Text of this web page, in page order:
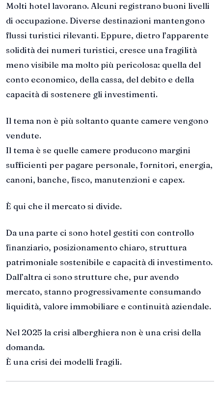
Molti hotel lavorano. Alcuni registrano buoni livelli
di occupazione. Diverse destinazioni mantengono
flussi turistici rilevanti. Eppure, dietro l’apparente
solidità dei numeri turistici, cresce una fragilità
meno visibile ma molto più pericolosa: quella del
conto economico, della cassa, del debito e della
capacità di sostenere gli investimenti.
Il tema non è più soltanto quante camere vengono
vendute.
Il tema è se quelle camere producono margini
sufficienti per pagare personale, fornitori, energia,
canoni, banche, fisco, manutenzioni e capex.
È qui che il mercato si divide.
Da una parte ci sono hotel gestiti con controllo
finanziario, posizionamento chiaro, struttura
patrimoniale sostenibile e capacità di investimento.
Dall’altra ci sono strutture che, pur avendo
mercato, stanno progressivamente consumando
liquidità, valore immobiliare e continuità aziendale.
Nel 2025 la crisi alberghiera non è una crisi della
domanda.
È una crisi dei modelli fragili.